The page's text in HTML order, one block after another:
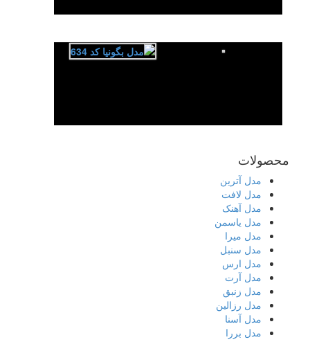
محصولات
مدل آترین
مدل لافت
مدل آهنک
مدل یاسمن
مدل میرا
مدل سنبل
مدل ارس
مدل آرت
مدل زنبق
مدل رزالین
مدل آسنا
مدل بررا